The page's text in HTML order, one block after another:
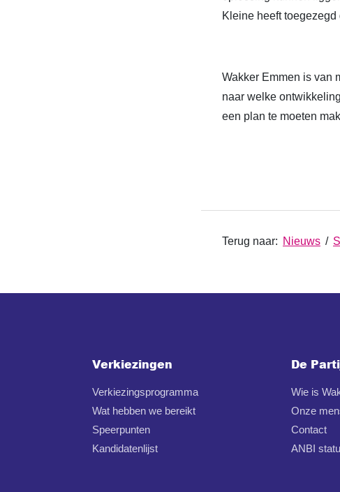
Kleine heeft
Wakker Emmen is van
naar welke
een plan te moeten
Terug naar: Nieuws /
Verkiezingen
Verkiezingsprogramma
Wat hebben we bereikt
Speerpunten
Kandidatenlijst
De
Wie is
Onze
Contact
ANBI